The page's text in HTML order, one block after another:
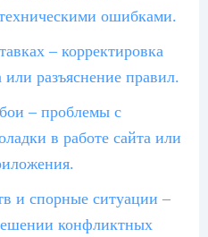
ошибками.
– корректировка
или разъяснение правил.
– проблемы с
в работе сайта или
и спорные ситуации –
конфликтных